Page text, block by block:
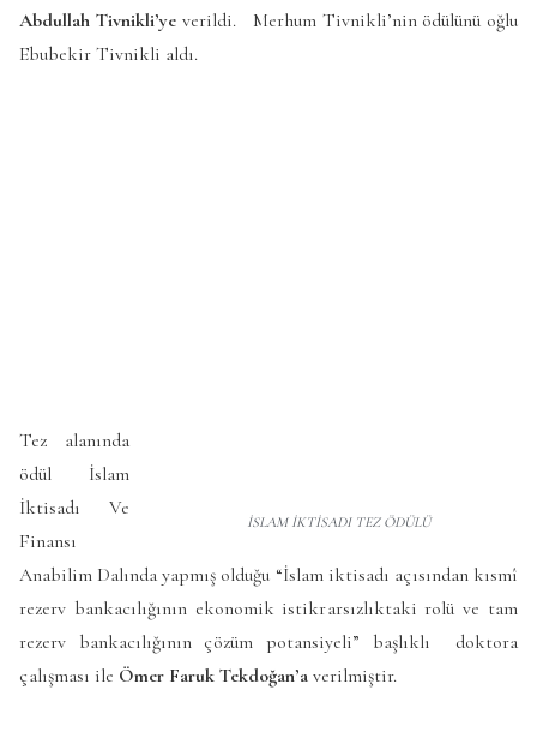
Abdullah Tivnikli’yeverildi. Merhum Tivnikli’nin ödülünü oğlu
Ebubekir Tivnikli aldı.
İSLAM İKTİSADI TEZ ÖDÜLÜ
Tez alanında
ödül İslam
İktisadı Ve
Finansı
Anabilim Dalında yapmış olduğu “İslam iktisadı açısından kısmî
rezerv bankacılığının ekonomik istikrarsızlıktaki rolü ve tam
rezerv bankacılığının çözüm potansiyeli” başlıklı doktora
çalışması ile Ömer Faruk Tekdoğan’a verilmiştir.